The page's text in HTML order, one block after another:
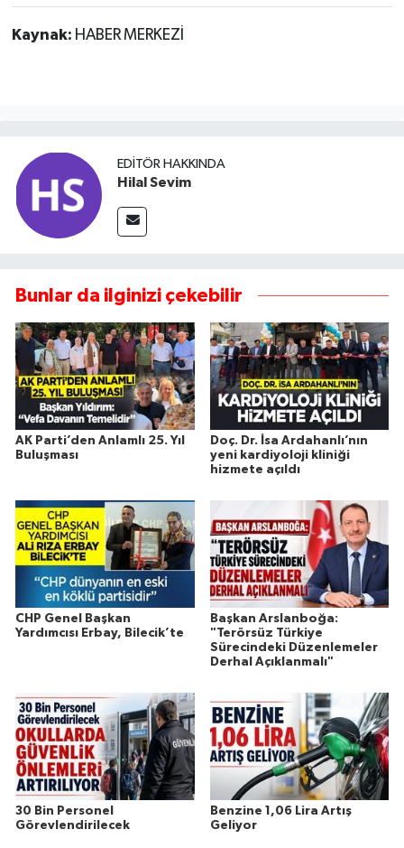
Kaynak: HABER MERKEZİ
EDITÖR HAKKINDA
Hilal Sevim
Bunlar da ilginizi çekebilir
AK Parti’den Anlamlı 25. Yıl
Buluşması
Doç. Dr. İsa Ardahanlı’nın
yeni kardiyoloji kliniği
hizmete açıldı
CHP Genel Başkan
Yardımcısı Erbay, Bilecik’te
Başkan Arslanboğa:
"Terörsüz Türkiye
Sürecindeki Düzenlemeler
Derhal Açıklanmalı"
30 Bin Personel
Görevlendirilecek
Benzine 1,06 Lira Artış
Geliyor